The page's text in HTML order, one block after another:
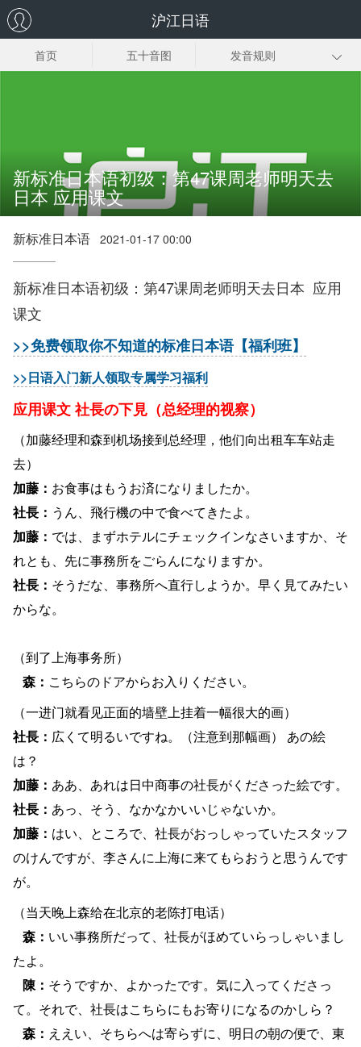
沪江日语
首页 五十音图 发音规则
零基础学习指南
新标准日本语初级：第47课周老师明天去
日本 应用课文
新标准日本语 2021-01-17 00:00
新标准日本语初级： 第47课周老师明天去日本 应用
课文
>>免费领取你不知道的标准日本语【福利班】
>>日语入门新人领取专属学习福利
应用课文 社長の下見（总经理的视察）
（加藤经理和森到机场接到总经理，他们向出租车车站走
去）
加藤： お食事はもうお済になりましたか。
社長： うん、飛行機の中で食べてきたよ。
加藤： では、まずホテルにチェックインなさいますか、そ
れとも、先に事務所をごらんになりますか。
社長： そうだな、事務所へ直行しようか。早く見てみたい
からな。
（到了上海事务所）
森： こちらのドアからお入りください。
（一进门就看见正面的墙壁上挂着一幅很大的画）
社長： 広くて明るいですね。（注意到那幅画） あの絵
は？
加藤： ああ、あれは日中商事の社長がくださった絵です。
社長： あっ、そう、なかなかいいじゃないか。
加藤： はい、ところで、社長がおっしゃっていたスタッフ
のけんですが、李さんに上海に来てもらおうと思うんです
が。
（当天晚上森给在北京的老陈打电话）
森： いい事務所だって、社長がほめていらっしゃいまし
たよ。
陳： そうですか、よかったです。気に入ってくださっ
て。それで、社長はこちらにもお寄りになるのかしら？
森： ええい、そちらへは寄らずに、明日の朝の便で、東